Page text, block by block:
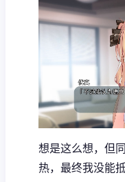
想是这么想，但
热，最终我没能抵